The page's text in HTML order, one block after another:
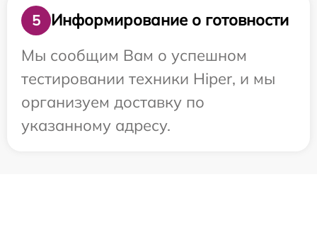
5
Информирование о готовности
Мы сообщим Вам о успешном
тестировании техники Hiper, и мы
организуем доставку по
указанному адресу.